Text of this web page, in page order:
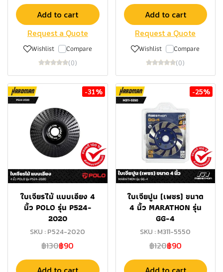
Add to cart
Request a Quote
Wishlist Compare
(0)
Add to cart
Request a Quote
Wishlist Compare
(0)
-31%
ใบเจียรไม้ แบบเอียง 4
นิ้ว POLO รุ่น P524-
2020
SKU : P524-2020
฿130฿90
-25%
ใบเจียปูน (เพชร) ขนาด
4 นิ้ว MARATHON รุ่น
GG-4
SKU : M311-5550
฿120฿90